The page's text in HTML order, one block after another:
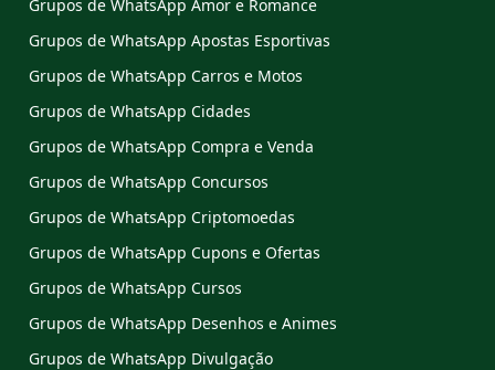
Grupos de WhatsApp Amor e Romance
Grupos de WhatsApp Apostas Esportivas
Grupos de WhatsApp Carros e Motos
Grupos de WhatsApp Cidades
Grupos de WhatsApp Compra e Venda
Grupos de WhatsApp Concursos
Grupos de WhatsApp Criptomoedas
Grupos de WhatsApp Cupons e Ofertas
Grupos de WhatsApp Cursos
Grupos de WhatsApp Desenhos e Animes
Grupos de WhatsApp Divulgação